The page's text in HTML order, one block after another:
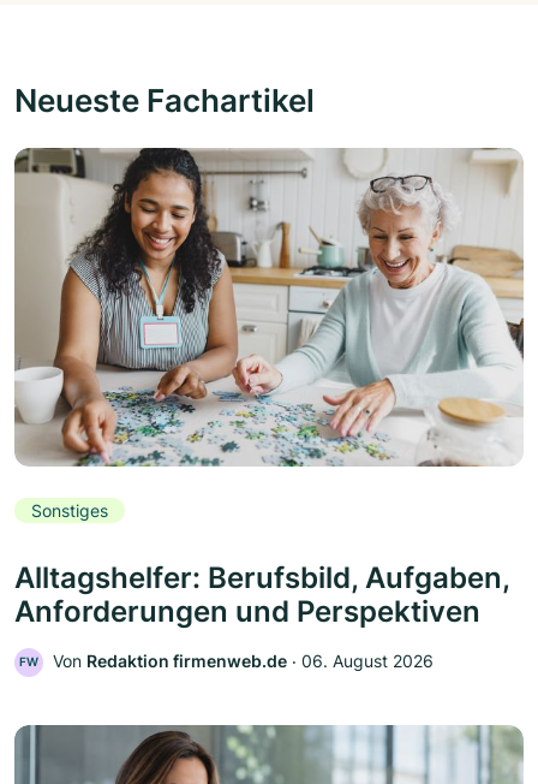
Neueste Fachartikel
Sonstiges
Alltagshelfer: Berufsbild, Aufgaben,
Anforderungen und Perspektiven
FW Von Redaktion firmenweb.de ‧ 06. August 2026